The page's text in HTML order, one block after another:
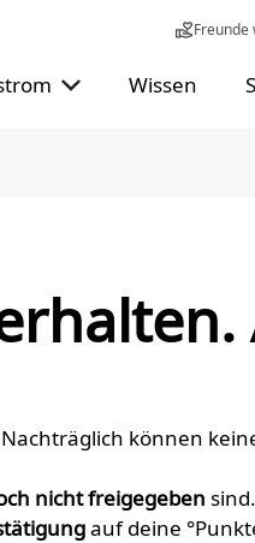
Freunde
Wissen
können
nicht freigegeben
auf deine